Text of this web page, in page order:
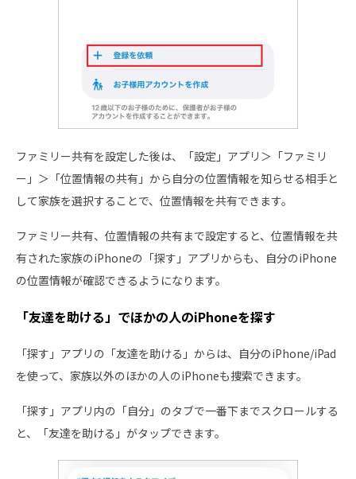
ファミリー共有を設定した後は、「設定」アプリ＞「ファミリ
ー」＞「位置情報の共有」から自分の位置情報を知らせる相手と
して家族を選択することで、位置情報を共有できます。
ファミリー共有、位置情報の共有まで設定すると、位置情報を共
有された家族のiPhoneの「探す」アプリからも、自分のiPhone
の位置情報が確認できるようになります。
「友達を助ける」でほかの人のiPhoneを探す
「探す」アプリの「友達を助ける」からは、自分のiPhone/iPad
を使って、家族以外のほかの人のiPhoneも捜索できます。
「探す」アプリ内の「自分」のタブで一番下までスクロールする
と、「友達を助ける」がタップできます。